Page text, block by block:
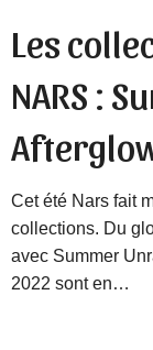
Les
NARS :
Cet été Nars fait
collections. Du
avec Summer
2022 sont en…